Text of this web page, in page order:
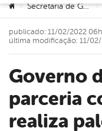
Você está aqui:
> Secretaria de Governo
Governo de Cabrobó, em
parceria
realiza
publicado: 11/02/2022
última modificação: 11/